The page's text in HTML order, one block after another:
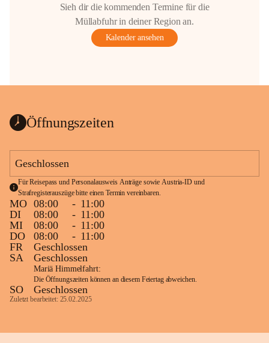
Sieh dir die kommenden Termine für die
Müllabfuhr in deiner Region an.
Kalender ansehen
Öffnungszeiten
Geschlossen
Für Reisepass und Personalausweis Anträge sowie Austria-ID und
Strafregisterauszüge bitte einen Termin vereinbaren.
MO 08:00 - 11:00
DI
08:00 - 11:00
MI
08:00 - 11:00
DO
08:00 - 11:00
FR
Geschlossen
SA
Geschlossen
Mariä Himmelfahrt:
Die Öffnungszeiten können an diesem Feiertag abweichen.
SO Geschlossen
Zuletzt bearbeitet: 25.02.2025